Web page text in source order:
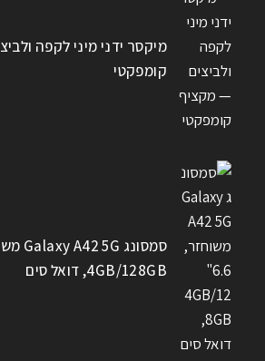
מיקסר ידני מיני לקפה
קומפקטי
4GB/128GB, דואל סים